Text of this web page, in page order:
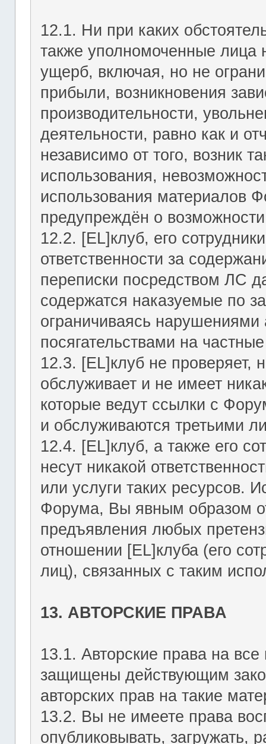
12.1. Ни при каких
также уполномоченные лица
ущерб, включая, но не
прибыли, возникновения
производительности,
деятельности, равно как и
независимо от того, возник
использования,
использования материалов
предупреждён о
12.2. [EL]клуб, его
ответственности за
переписки посредством ЛС
содержатся наказуемые по
ограничиваясь
посягательствами на
12.3. [EL]клуб не проверяет,
обслуживает и не имеет
которые ведут ссылки с
и обслуживаются третьими
12.4. [EL]клуб, а также его
несут никакой
или услуги таких ресурсов.
Форума, Вы явным образом
предъявления любых
отношении [EL]клуба (его
лиц), связанных с таким
13. АВТОРСКИЕ ПРАВА
13.1. Авторские права на
защищены действующим
авторских прав на такие
13.2. Вы не имеете права
опубликовывать, загружать,